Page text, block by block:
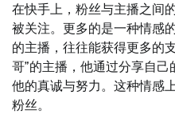
在快手上，粉丝与主播之间
被关注。更多的是一种情感
的主播，往往能获得更多的
哥”的主播，他通过分享自
他的真诚与努力。这种情感
粉丝。